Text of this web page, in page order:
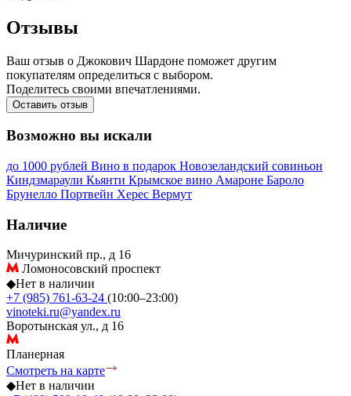
Отзывы
Ваш отзыв о Джокович Шардоне поможет другим
покупателям определиться с выбором.
Поделитесь своими впечатлениями.
Оставить отзыв
Возможно вы искали
до 1000 рублей Вино в подарок Новозеландский совиньон
Киндзмараули Кьянти Крымское вино Амароне Бароло
Брунелло Портвейн Херес Вермут
Наличие
Мичуринский пр., д 16
Ломоносовский проспект
◆Нет в наличии
+7 (985) 761-63-24 (10:00–23:00)
vinoteki.ru@yandex.ru
Воротынская ул., д 16
Планерная
Смотреть на карте
◆Нет в наличии